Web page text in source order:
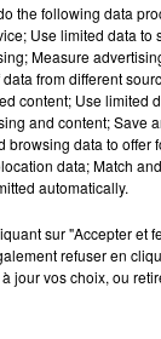
RADIO
the following data
Use limited data
Measure
from different
content; Use limited
and content; Save
browsing data to
data; Match
automatically.
sur "Accepter et
refuser en
jour vos choix, ou